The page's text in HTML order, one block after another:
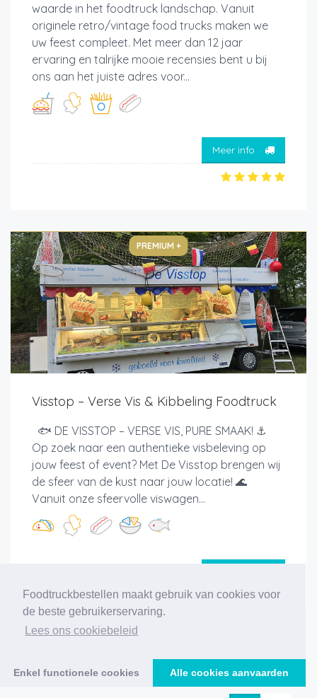
Foodtruckbestellen maakt gebruik van cookies voor
de beste gebruikerservaring.
Lees ons cookiebeleid
Enkel functionele cookies Alle cookies aanvaarden
waarde in het foodtruck landschap. Vanuit
originele retro/vintage food trucks maken we
uw feest compleet. Met meer dan 12 jaar
ervaring en talrijke mooie recensies bent u bij
ons aan het juiste adres voor...
Meer info
PREMIUM +
Visstop – Verse Vis & Kibbeling Foodtruck
🐟 DE VISSTOP – VERSE VIS, PURE SMAAK! ⚓
Op zoek naar een authentieke visbeleving op
jouw feest of event? Met De Visstop brengen wij
de sfeer van de kust naar jouw locatie! 🌊
Vanuit onze sfeervolle viswagen...
12